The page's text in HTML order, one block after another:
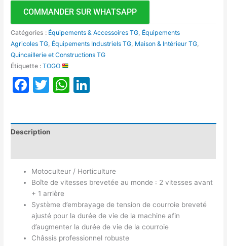
COMMANDER SUR WHATSAPP
Catégories : Équipements & Accessoires TG Équipements
Agricoles TG Équipements Industriels TG Maison & Intérieur TG
Quincaillerie et Constructions TG
Étiquette :TOGO
Facebook
TwitterWhatsApp
Description
Motoculteur / Horticulture
Boîte de vitesses brevetée au monde : 2 vitesses avant
+ 1 arrière
Système d’embrayage de tension de courroie breveté
ajusté pour la durée de vie de la machine afin
d’augmenter la durée de vie de la courroie
Châssis professionnel robuste